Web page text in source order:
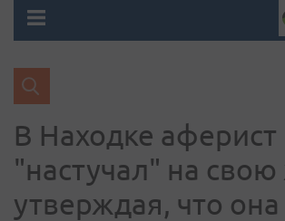
В Находке аферист
"настучал" на
утверждая, что она